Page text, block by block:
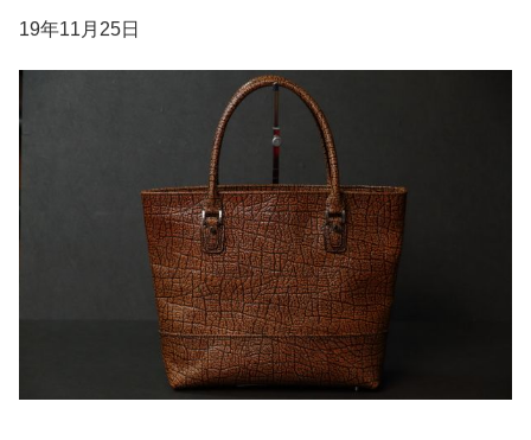
19年11月25日